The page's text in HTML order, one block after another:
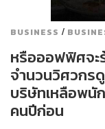
BUSINESS /
หรือออฟฟิศจะ
จำนวนวิศวกร
บริษัทเหลือพนั
คนปีก่อน